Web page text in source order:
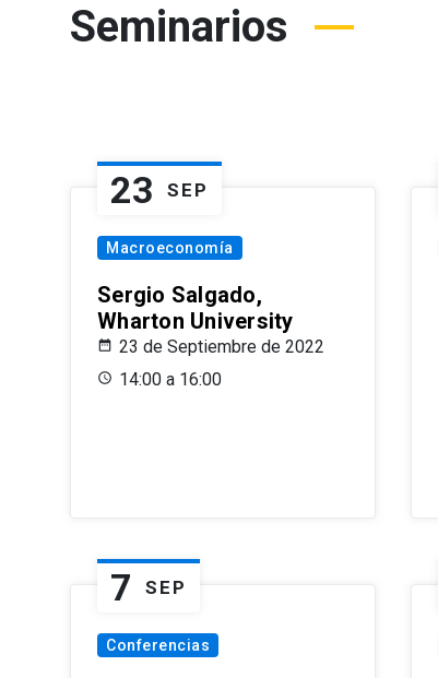
Seminarios
23 SEP
Macroeconomía
Sergio Salgado,
Wharton University
23 de Septiembre de 2022
14:00 a 16:00
7 SEP
Conferencias